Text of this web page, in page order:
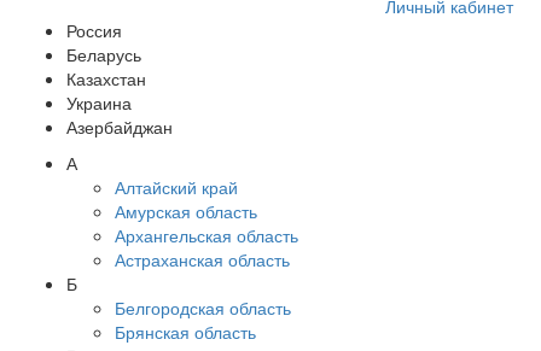
Личный кабинет
Россия
Беларусь
Казахстан
Украина
Азербайджан
А
Алтайский край
Амурская область
Архангельская область
Астраханская область
Б
Белгородская область
Брянская область